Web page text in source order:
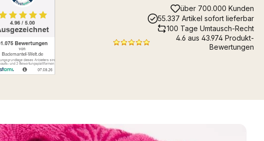
über 700.000 Kunden
55.337 Artikel sofort lieferbar
100 Tage Umtausch-Recht
4.6 aus 43.974 Produkt-
Bewertungen